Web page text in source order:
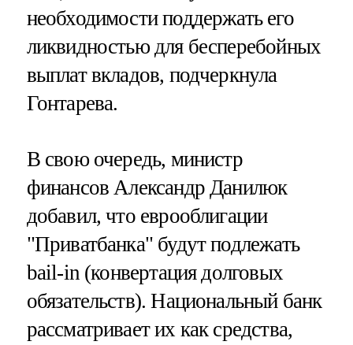
необходимости поддержать его
ликвидностью для бесперебойных
выплат вкладов, подчеркнула
Гонтарева.
В свою очередь, министр
финансов Александр Данилюк
добавил, что еврооблигации
"Приватбанка" будут подлежать
bail-in (конвертация долговых
обязательств). Национальный банк
рассматривает их как средства,